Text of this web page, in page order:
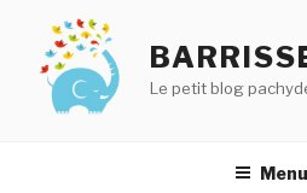
contenu
principal
Le petit blog
Menu